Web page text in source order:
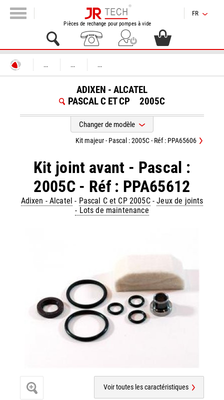
Pièces de rechange pour pompes à vide
FR
... ... ...
ADIXEN - ALCATEL
PASCAL C ET CP
2005C
Changer de modèle
Kit joint avant - Pascal :
2005C - Réf : PPA65612
Adixen - Alcatel - Pascal C et CP 2005C-Jeux de joints
- Lots de maintenance
Kit majeur - Pascal : 2005C - Réf : PPA65606
Voir toutes les caractéristiques